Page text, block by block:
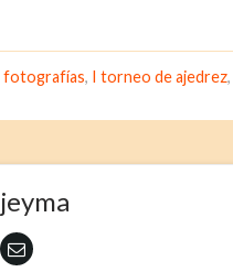
fotografías, I torneo de ajedrez,
jeyma